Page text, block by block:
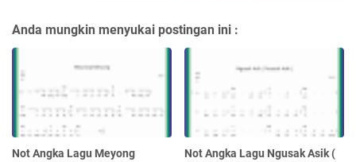
Anda mungkin menyukai postingan ini :
Not Angka Lagu Meyong
Not Angka Lagu Ngusak Asik (